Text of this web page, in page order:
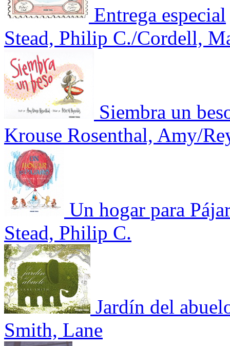
Entrega especial
Stead, Philip C./Cordell,
Siembra un
Krouse Rosenthal, Amy/
Un hogar para
Stead, Philip C.
Jardín del
Smith, Lane